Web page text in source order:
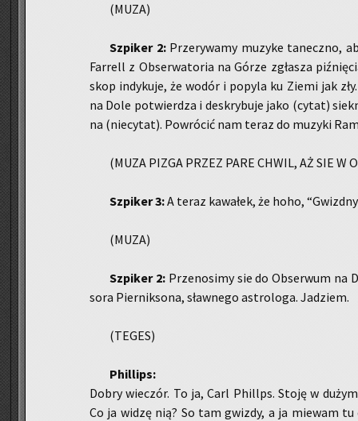
(MUZA)
Szpi­ker 2:Prze­ry­wa­my mu­zy­ke ta­necz­no,
Far­rell z Ob­ser­wa­to­ria na Górze zgła­sza
skop in­dy­ku­je, że wodór i po­py­la ku Ziemi jak
na Dole po­twier­dza i de­skry­bu­je jako (cytat)
na (nie­cy­tat). Po­wró­cić nam teraz do mu­zy­ki
(MUZA PIZGA PRZEZ PARE CHWIL, AŻ SIE W
Szpi­ker 3:A teraz ka­wa­łek, że hoho,
(MUZA)
Szpi­ker 2:Prze­no­si­my sie do Ob­ser­wum na
so­ra Pier­nik­so­na, sław­ne­go astro­lo­ga. Ja­dziem.
(TEGES)
Phil­lips:
Dobry wie­czór. To ja, Carl Phil­lps. Stoję w
Co ja widzę nią? So tam gwiz­dy, a ja mie­wam